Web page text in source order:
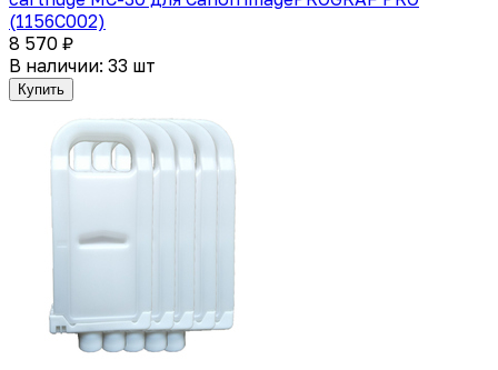
(1156C002)
8 570 ₽
В наличии: 33 шт
Купить